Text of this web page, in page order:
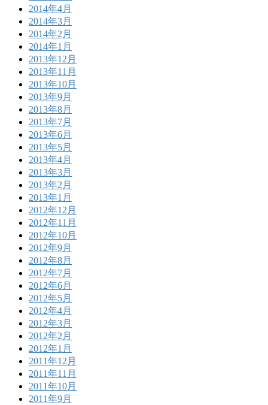
2014年4月
2014年3月
2014年2月
2014年1月
2013年12月
2013年11月
2013年10月
2013年9月
2013年8月
2013年7月
2013年6月
2013年5月
2013年4月
2013年3月
2013年2月
2013年1月
2012年12月
2012年11月
2012年10月
2012年9月
2012年8月
2012年7月
2012年6月
2012年5月
2012年4月
2012年3月
2012年2月
2012年1月
2011年12月
2011年11月
2011年10月
2011年9月